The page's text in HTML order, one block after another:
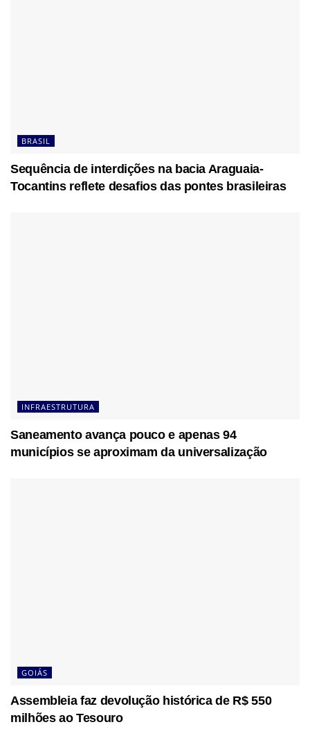
BRASIL
Sequência de interdições na bacia Araguaia-
Tocantins reflete desafios das pontes brasileiras
INFRAESTRUTURA
Saneamento avança pouco e apenas 94
municípios se aproximam da universalização
GOIÁS
Assembleia faz devolução histórica de R$ 550
milhões ao Tesouro